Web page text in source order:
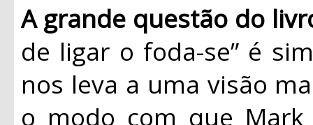
A grande questão do
de ligar o foda-se” é
nos leva a uma visão
o modo com que